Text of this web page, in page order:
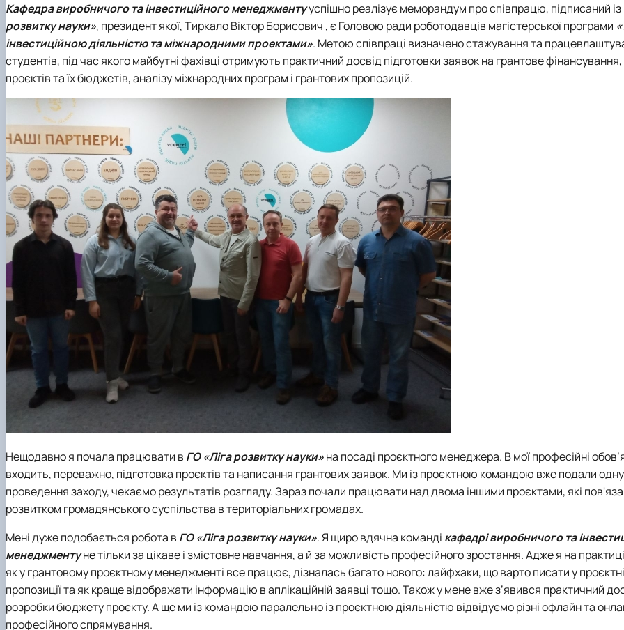
Кафедра виробничого та інвестиційного менеджментууспішно реалізує меморандум про співпрацю, підписаний із
розвитку науки», президент якої, Тиркало Віктор Борисович , є Головою ради роботодавців магістерської програми
інвестиційною діяльністю та міжнародними проектами». Метою співпраці визначено стажування та
студентів, під час якого майбутні фахівці отримують практичний досвід підготовки заявок на грантове
проєктів та їх бюджетів, аналізу міжнародних програм і грантових пропозицій.
Нещодавно я почала працювати в ГО «Ліга розвитку науки»на посаді проєктного менеджера. В мої професійні
входить, переважно, підготовка проєктів та написання грантових заявок. Ми із проєктною командою вже подали
проведення заходу, чекаємо результатів розгляду. Зараз почали працювати над двома іншими проєктами, які
розвитком громадянського суспільства в територіальних громадах.
Мені дуже подобається робота в ГО «Ліга розвитку науки». Я щиро вдячна команді кафедрі виробничого та
менеджментуне тільки за цікаве і змістовне навчання, а й за можливість професійного зростання. Адже я на
як у грантовому проєктному менеджменті все працює, дізналась багато нового: лайфхаки, що варто писати у
пропозиції та як краще відображати інформацію в аплікаційній заявці тощо. Також у мене вже з’явився практичний
розробки бюджету проєкту. А ще ми із командою паралельно із проєктною діяльністю відвідуємо різні офлайн та
професійного спрямування.